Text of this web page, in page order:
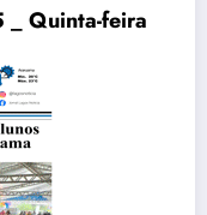
_ Quinta-feira